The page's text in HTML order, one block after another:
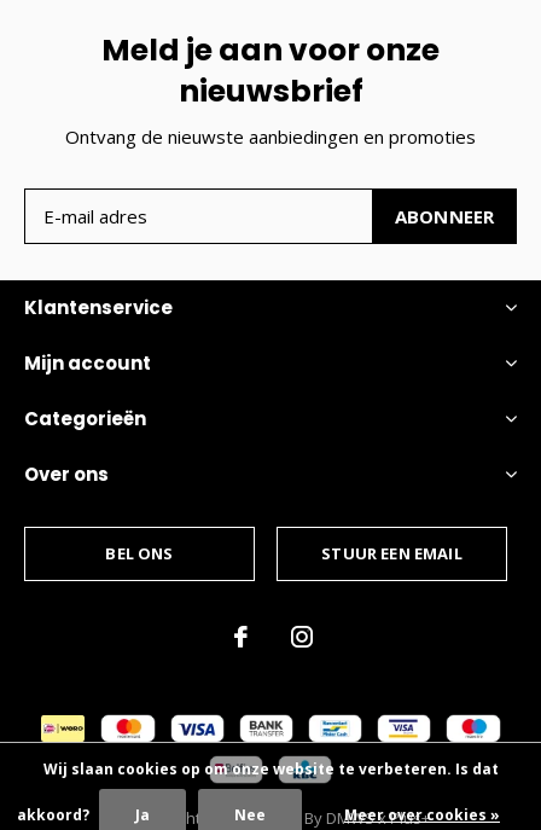
Meld je aan voor onze
nieuwsbrief
Ontvang de nieuwste aanbiedingen en promoties
ABONNEER
Klantenservice
Mijn account
Categorieën
Over ons
BEL ONS STUUR EEN EMAIL
© Copyright 2026- Theme By DMWSxPlus+
Wij slaan cookies op om onze website te verbeteren. Is dat
akkoord? Ja Nee Meer over cookies »